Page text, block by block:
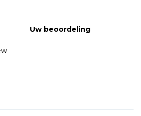
Uw beoordeling